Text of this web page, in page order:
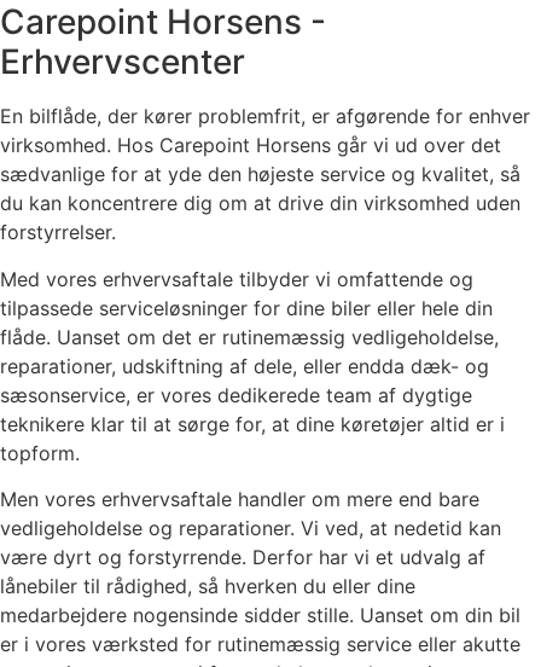
Carepoint Horsens -
Erhvervscenter
En bilflåde, der kører problemfrit, er afgørende for enhver
virksomhed. Hos Carepoint Horsens går vi ud over det
sædvanlige for at yde den højeste service og kvalitet, så
du kan koncentrere dig om at drive din virksomhed uden
forstyrrelser.
Med vores erhvervsaftale tilbyder vi omfattende og
tilpassede serviceløsninger for dine biler eller hele din
flåde. Uanset om det er rutinemæssig vedligeholdelse,
reparationer, udskiftning af dele, eller endda dæk- og
sæsonservice, er vores dedikerede team af dygtige
teknikere klar til at sørge for, at dine køretøjer altid er i
topform.
Men vores erhvervsaftale handler om mere end bare
vedligeholdelse og reparationer. Vi ved, at nedetid kan
være dyrt og forstyrrende. Derfor har vi et udvalg af
lånebiler til rådighed, så hverken du eller dine
medarbejdere nogensinde sidder stille. Uanset om din bil
er i vores værksted for rutinemæssig service eller akutte